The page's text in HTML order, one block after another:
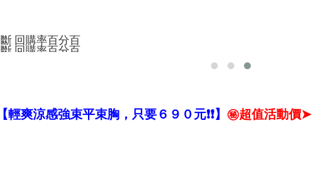
輕爽涼感強束平束胸，只要６９０元❗️❗】 ㊙️超值活動價➤